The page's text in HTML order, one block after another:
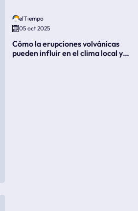
elTiempo
05 oct 2025
Cómo la erupciones volvánicas
pueden influir en el clima local y